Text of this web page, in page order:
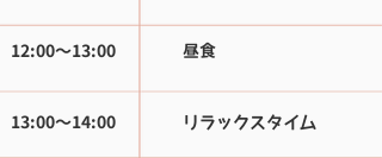
12:00〜13:00 昼食
13:00〜14:00 リラックスタイム